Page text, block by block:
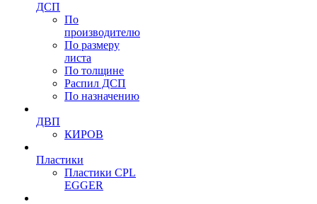
ДСП
По
производителю
По размеру
листа
По толщине
Распил ДСП
По назначению
ДВП
КИРОВ
Пластики
Пластики CPL
EGGER